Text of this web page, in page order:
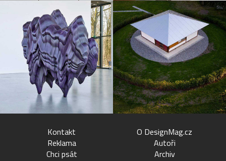
Kontakt
Reklama
Chci psát
O DesignMag.cz
Autoři
Archiv